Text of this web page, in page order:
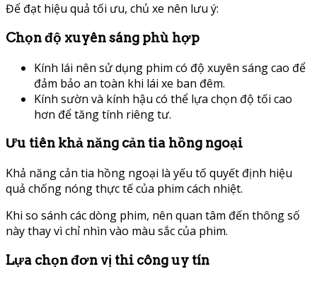
Để đạt hiệu quả tối ưu, chủ xe nên lưu ý:
Chọn độ xuyên sáng phù hợp
Kính lái nên sử dụng phim có độ xuyên sáng cao để
đảm bảo an toàn khi lái xe ban đêm.
Kính sườn và kính hậu có thể lựa chọn độ tối cao
hơn để tăng tính riêng tư.
Ưu tiên khả năng cản tia hồng ngoại
Khả năng cản tia hồng ngoại là yếu tố quyết định hiệu
quả chống nóng thực tế của phim cách nhiệt.
Khi so sánh các dòng phim, nên quan tâm đến thông số
này thay vì chỉ nhìn vào màu sắc của phim.
Lựa chọn đơn vị thi công uy tín